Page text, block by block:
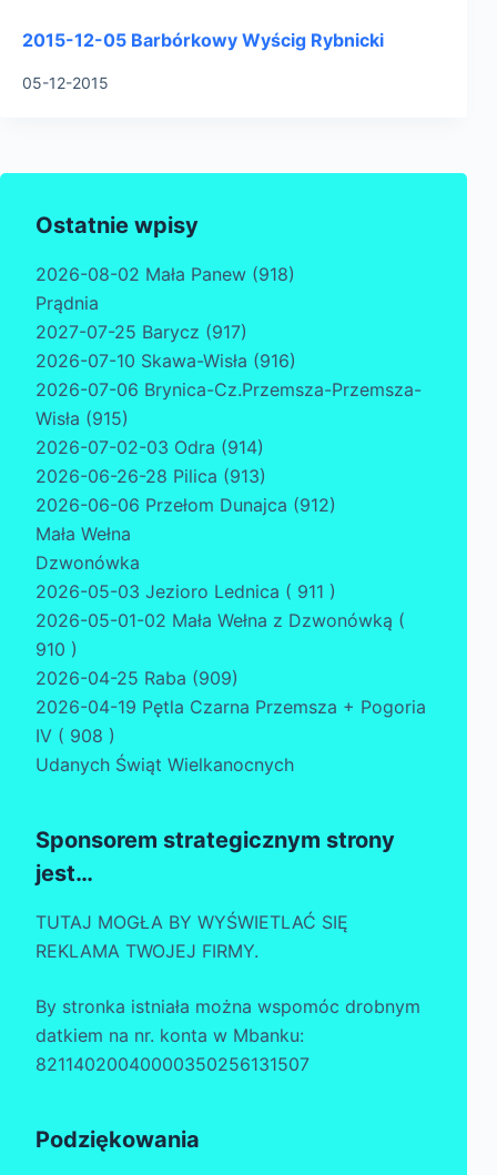
2015-12-05 Barbórkowy Wyścig Rybnicki
05-12-2015
Ostatnie wpisy
2026-08-02 Mała Panew (918)
Prądnia
2027-07-25 Barycz (917)
2026-07-10 Skawa-Wisła (916)
2026-07-06 Brynica-Cz.Przemsza-Przemsza-
Wisła (915)
2026-07-02-03 Odra (914)
2026-06-26-28 Pilica (913)
2026-06-06 Przełom Dunajca (912)
Mała Wełna
Dzwonówka
2026-05-03 Jezioro Lednica ( 911 )
2026-05-01-02 Mała Wełna z Dzwonówką (
910 )
2026-04-25 Raba (909)
2026-04-19 Pętla Czarna Przemsza + Pogoria
IV ( 908 )
Udanych Świąt Wielkanocnych
Sponsorem strategicznym strony
jest…
TUTAJ MOGŁA BY WYŚWIETLAĆ SIĘ
REKLAMA TWOJEJ FIRMY.
By stronka istniała można wspomóc drobnym
datkiem na nr. konta w Mbanku:
82114020040000350256131507
Podziękowania